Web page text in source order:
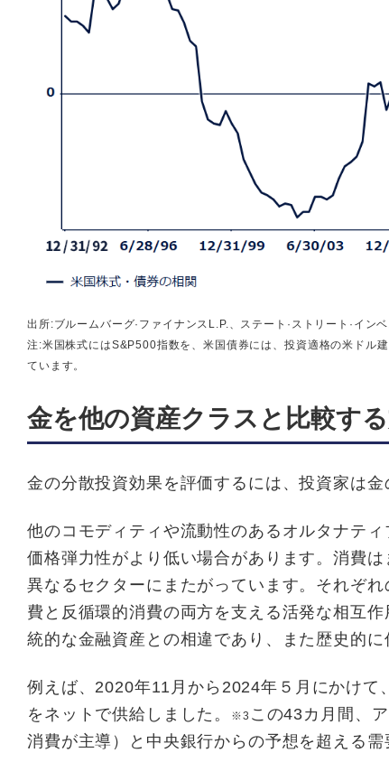
出所:ブルームバーグ·ファイナンスL.P.、ステート·ストリート·イン
注:米国株式にはS&P500指数を、米国債券には、投資適格の米ドル
ています。
⾦を他の資産クラスと⽐較す
金の分散投資効果を評価するには、投資家は
他のコモディティや流動性のあるオルタナテ
価格弾力性がより低い場合があります。消費
異なるセクターにまたがっています。それぞ
費と反循環的消費の両方を支える活発な相互
統的な金融資産との相違であり、また歴史的
例えば、2020年11月から2024年５月にかけ
をネットで供給しました。
※3 この43カ月間、
消費が主導）と中央銀行からの予想を超える